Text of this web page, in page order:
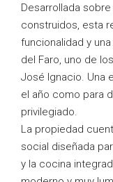
Desarrollada
construidos, esta
funcionalidad y
del Faro, uno de
José Ignacio. Una
el año como para
privilegiado.
La propiedad
social diseñada
y la cocina